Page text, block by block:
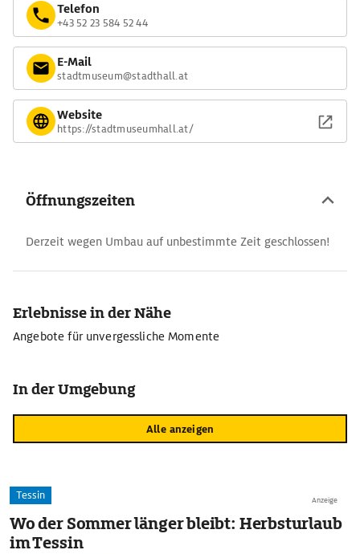
Telefon
+43 52 23 584 52 44
E-Mail
stadtmuseum@stadthall.at
Website
https://stadtmuseumhall.at/
Öffnungszeiten
Derzeit wegen Umbau auf unbestimmte Zeit geschlossen!
Erlebnisse in der Nähe
Angebote für unvergessliche Momente
In der Umgebung
Alle anzeigen
Anzeige
Tessin
Wo der Sommer länger bleibt: Herbsturlaub
im Tessin